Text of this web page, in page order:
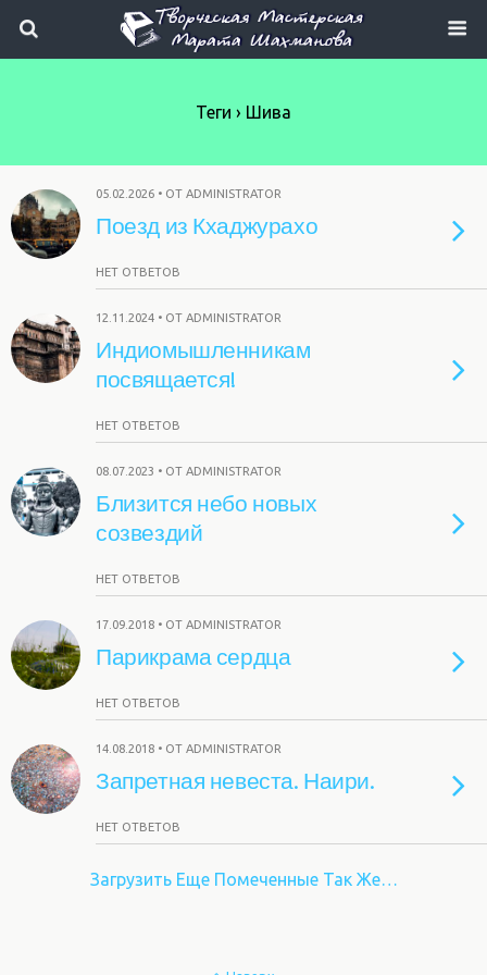
Теги › Шива
05.02.2026 • ОТ ADMINISTRATOR
Поезд из Кхаджурахо
НЕТ ОТВЕТОВ
12.11.2024 • ОТ ADMINISTRATOR
Индиомышленникам
посвящается!
НЕТ ОТВЕТОВ
08.07.2023 • ОТ ADMINISTRATOR
Близится небо новых
созвездий
НЕТ ОТВЕТОВ
17.09.2018 • ОТ ADMINISTRATOR
Парикрама сердца
НЕТ ОТВЕТОВ
14.08.2018 • ОТ ADMINISTRATOR
Запретная невеста. Наири.
НЕТ ОТВЕТОВ
Загрузить Еще Помеченные Так Же…